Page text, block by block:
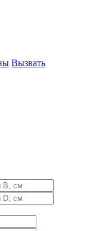
Вызвать